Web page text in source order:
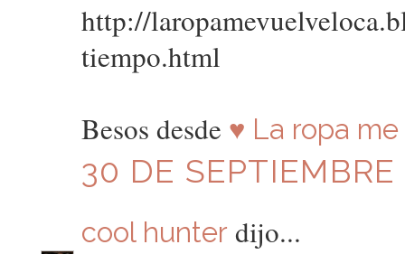
http://
tiempo.html
Besos desde ♥ La ropa
30 DE SEPTIEMBRE
cool hunter dijo...